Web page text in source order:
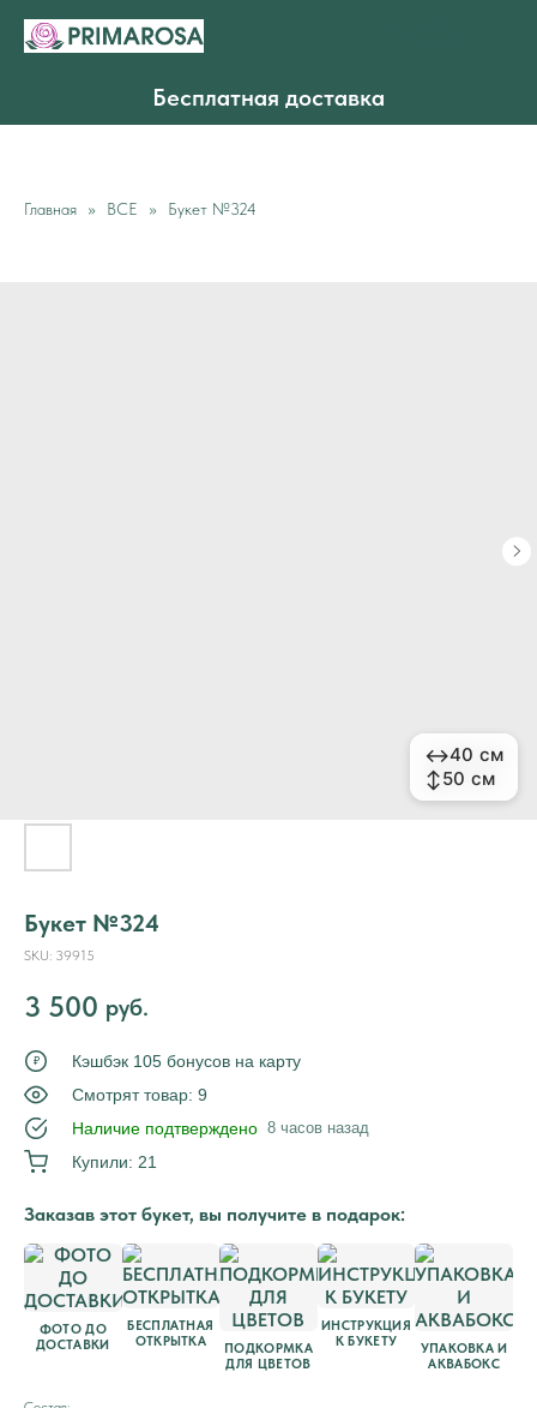
Бесплатная доставка
Главная ВСЕ Букет №324
↔40 см
↕50 см
↔40 см
↕50 см
Букет №324
SKU: 39915
3 500 руб.
₽
Кэшбэк 105 бонусов на карту
Смотрят товар: 9
Наличие подтверждено 8 часов назад
Купили: 21
Заказав этот букет, вы получите в подарок:
ФОТО ДО
ДОСТАВКИ
БЕСПЛАТНАЯ
ОТКРЫТКА
ПОДКОРМКА
ДЛЯ ЦВЕТОВ
ИНСТРУКЦИЯ
К БУКЕТУ
УПАКОВКА И
АКВАБОКС